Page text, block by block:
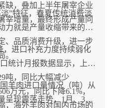
缺，叠加上半年屠宰企业
宰增量，最终形成产量同
”特征，春夏传统消费淡
力就是产量收缩带来的供
、品质消费升级，进一步
。
，进口补充力度持续弱化
统计月报数据显示，上半
吨，同比大幅减少
万元，同比下降6.1%，
，海外羊肉对国内市场的
羊肉进口量情况（吨）从
呈现震荡走势，1月、3